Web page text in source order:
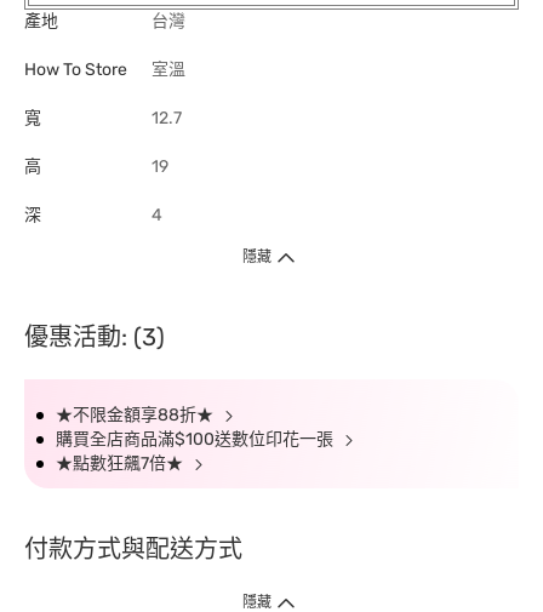
產地
台灣
How To Store 室溫
寬 12.7
高 19
深 4
隱藏
優惠活動: (3)
★不限金額享88折★
購買全店商品滿$100送數位印花一張
★點數狂飆7倍★
付款方式與配送方式
隱藏